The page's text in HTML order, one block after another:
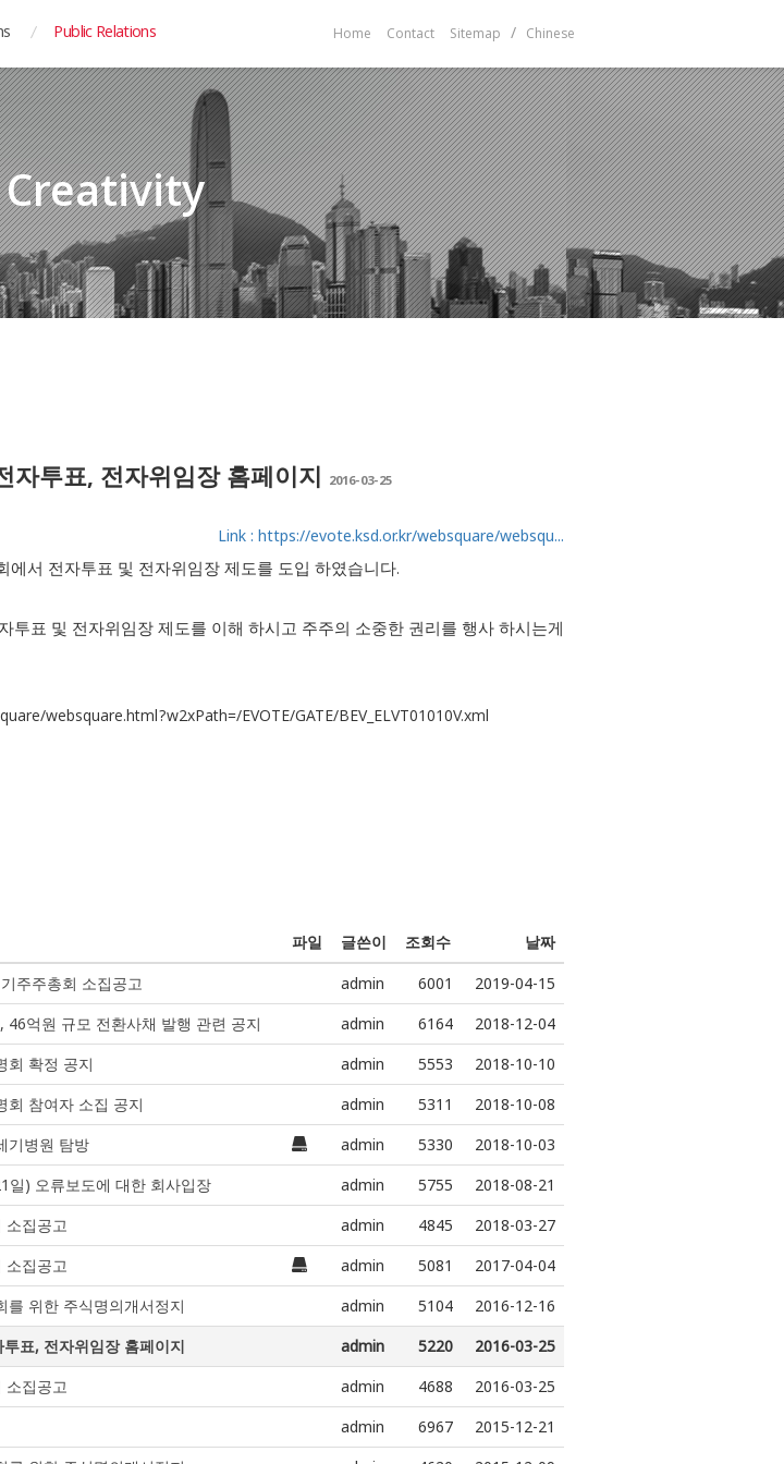
Home Contact Sitemap / Chinese
Public Relations
자투표, 전자위임장 홈페이지 2016-03-25
Link : https://evote.ksd.or.kr/websquare/websqu...
에서 전자투표 및 전자위임장 제도를 도입 하였습니다.
투표 및 전자위임장 제도를 이해 하시고 주주의 소중한 권리를 행사 하시는게
websquare.html?w2xPath=/EVOTE/GATE/BEV_ELVT01010V.xml
파일 글쓴이 조회수
날짜
주주총회 소집공고 admin 6001
2019-04-15
46억원 규모 전환사채 발행 관련 공지 admin 6164
2018-12-04
회 확정 공지 admin 5553
2018-10-10
회 참여자 소집 공지 admin 5311
2018-10-08
기병원 탐방 admin 5330
2018-10-03
일) 오류보도에 대한 회사입장 admin 5755
2018-08-21
소집공고 admin 4845
2018-03-27
소집공고 admin 5081
2017-04-04
를 위한 주식명의개서정지 admin 5104
2016-12-16
표, 전자위임장 홈페이지 admin 5220
2016-03-25
소집공고 admin 4688
2016-03-25
admin 6967
2015-12-21